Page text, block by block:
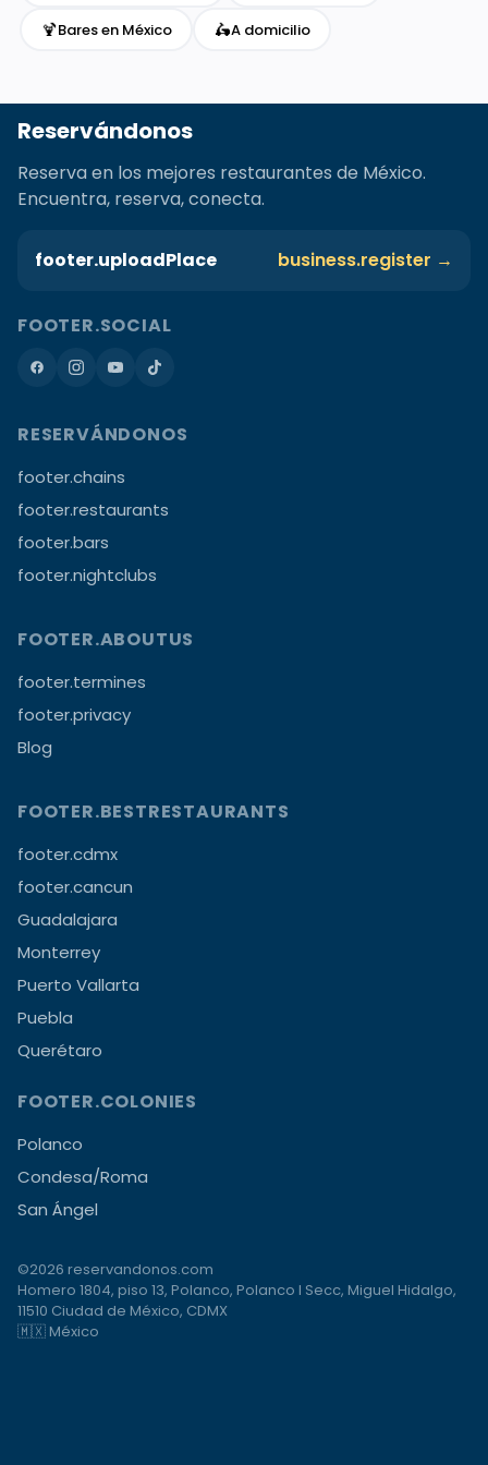
🍹Bares en México 🛵A domicilio
Reservándonos
Reserva en los mejores restaurantes de México.
Encuentra, reserva, conecta.
footer.uploadPlace business.register →
FOOTER.SOCIAL
RESERVÁNDONOS
footer.chains
footer.restaurants
footer.bars
footer.nightclubs
FOOTER.ABOUTUS
footer.termines
footer.privacy
Blog
FOOTER.BESTRESTAURANTS
footer.cdmx
footer.cancun
Guadalajara
Monterrey
Puerto Vallarta
Puebla
Querétaro
FOOTER.COLONIES
Polanco
Condesa/Roma
San Ángel
©2026 reservandonos.com
Homero 1804, piso 13, Polanco, Polanco I Secc, Miguel Hidalgo,
11510 Ciudad de México, CDMX
🇲🇽 México